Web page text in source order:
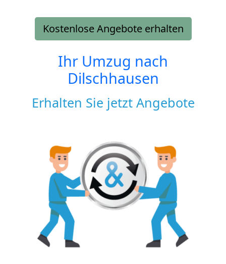
Kostenlose Angebote erhalten
Ihr Umzug nach
Dilschhausen
Erhalten Sie jetzt Angebote